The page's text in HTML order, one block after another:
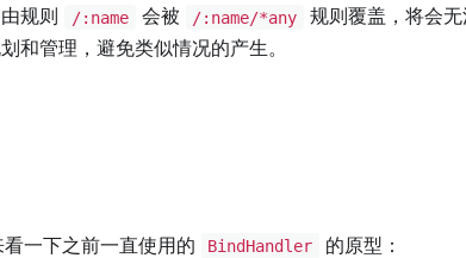
规则 /:name 会被 /:name/*any
规则覆盖，将会
和管理，避免类似情况的产生。
一下之前一直使用的 BindHandler 的原型：